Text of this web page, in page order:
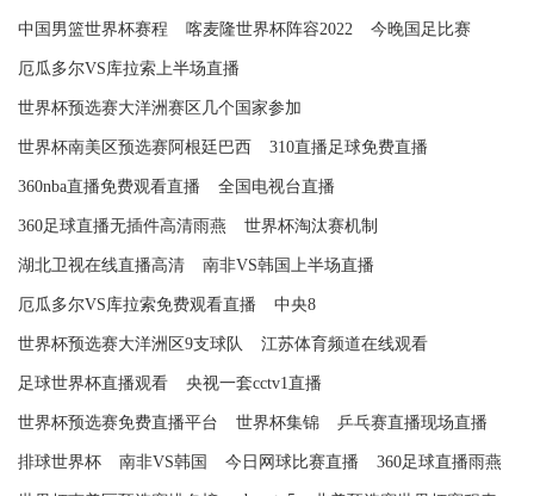
中国男篮世界杯赛程 喀麦隆世界杯阵容2022 今晚国足比赛
厄瓜多尔VS库拉索上半场直播
世界杯预选赛大洋洲赛区几个国家参加
世界杯南美区预选赛阿根廷巴西 310直播足球免费直播
360nba直播免费观看直播 全国电视台直播
360足球直播无插件高清雨燕 世界杯淘汰赛机制
湖北卫视在线直播高清 南非VS韩国上半场直播
厄瓜多尔VS库拉索免费观看直播 中央8
世界杯预选赛大洋洲区9支球队 江苏体育频道在线观看
足球世界杯直播观看 央视一套cctv1直播
世界杯预选赛免费直播平台 世界杯集锦 乒乓赛直播现场直播
排球世界杯 南非VS韩国 今日网球比赛直播 360足球直播雨燕